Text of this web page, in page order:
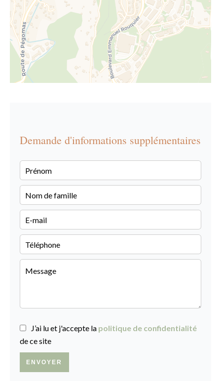
Demande d'informations supplémentaires
J’ai lu et j'accepte la politique de confidentialité
de ce site
ENVOYER